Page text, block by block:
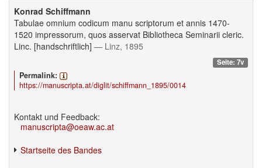
Konrad Schiffmann
Tabulae omnium codicum manu scriptorum et annis 1470-
1520 impressorum, quos asservat Bibliotheca Seminarii cleric.
Linc. [handschriftlich] — Linz, 1895
Seite: 7v
Permalink:
https://manuscripta.at/diglit/schiffmann_1895/0014
Kontakt und Feedback:
manuscripta@oeaw.ac.at
Startseite des Bandes